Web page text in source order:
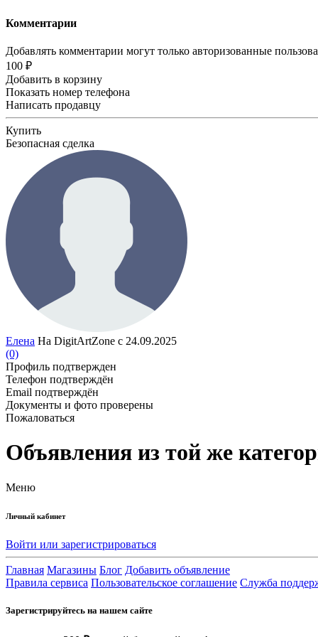
Комментарии
Добавлять комментарии могут только авторизованные
100 ₽
Добавить в корзину
Показать номер телефона
Написать продавцу
Купить
Безопасная сделка
Елена На DigitArtZone с 24.09.2025
(0)
Профиль подтвержден
Телефон подтверждён
Email подтверждён
Документы и фото проверены
Пожаловаться
Объявления из той же
Меню
Личный кабинет
Войти или зарегистрироваться
Главная Магазины Блог Добавить объявление
Правила сервиса Пользовательское соглашение Служба
Зарегистрируйтесь на нашем сайте